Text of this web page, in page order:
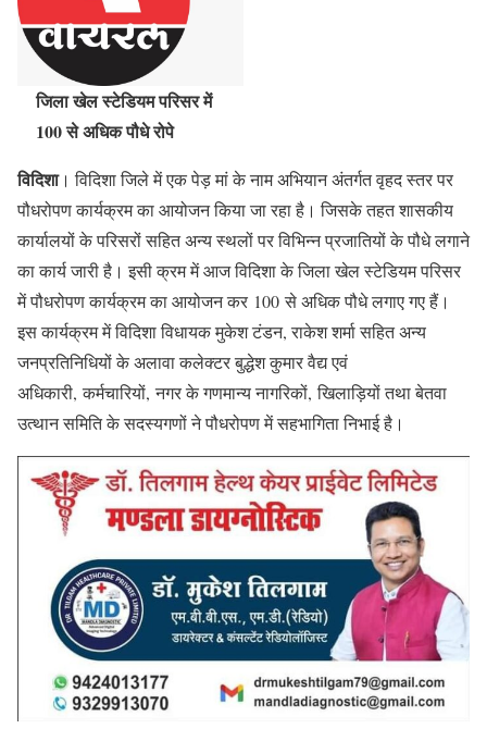
जिला खेल स्टेडियम परिसर में
100 से अधिक पौधे रोपे
विदिशा। विदिशा जिले में एक पेड़ मां के नाम अभियान अंतर्गत वृहद स्तर पर
पौधरोपण कार्यक्रम का आयोजन किया जा रहा है। जिसके तहत शासकीय
कार्यालयों के परिसरों सहित अन्य स्थलों पर विभिन्न प्रजातियों के पौधे लगाने
का कार्य जारी है। इसी क्रम में आज विदिशा के जिला खेल स्टेडियम परिसर
में पौधरोपण कार्यक्रम का आयोजन कर 100 से अधिक पौधे लगाए गए हैं।
इस कार्यक्रम में विदिशा विधायक मुकेश टंडन, राकेश शर्मा सहित अन्य
जनप्रतिनिधियों के अलावा कलेक्टर बुद्धेश कुमार वैद्य एवं
अधिकारी, कर्मचारियों, नगर के गणमान्य नागरिकों, खिलाड़ियों तथा बेतवा
उत्थान समिति के सदस्यगणों ने पौधरोपण में सहभागिता निभाई है।